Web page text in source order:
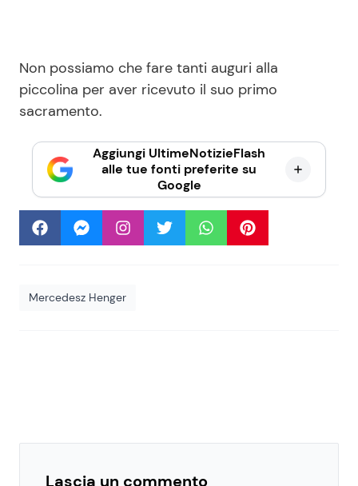
Non possiamo che fare tanti auguri alla
piccolina per aver ricevuto il suo primo
sacramento.
Aggiungi UltimeNotizieFlash
alle tue fonti preferite su
Google
Mercedesz Henger
Lascia un commento